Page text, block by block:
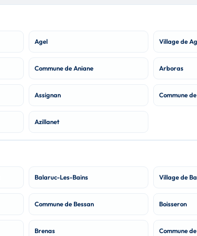
Agel Village de
Commune de Aniane Arboras
Assignan Commune
Azillanet
Balaruc-Les-Bains Village de
Commune de Bessan Boisseron
Brenas Commune